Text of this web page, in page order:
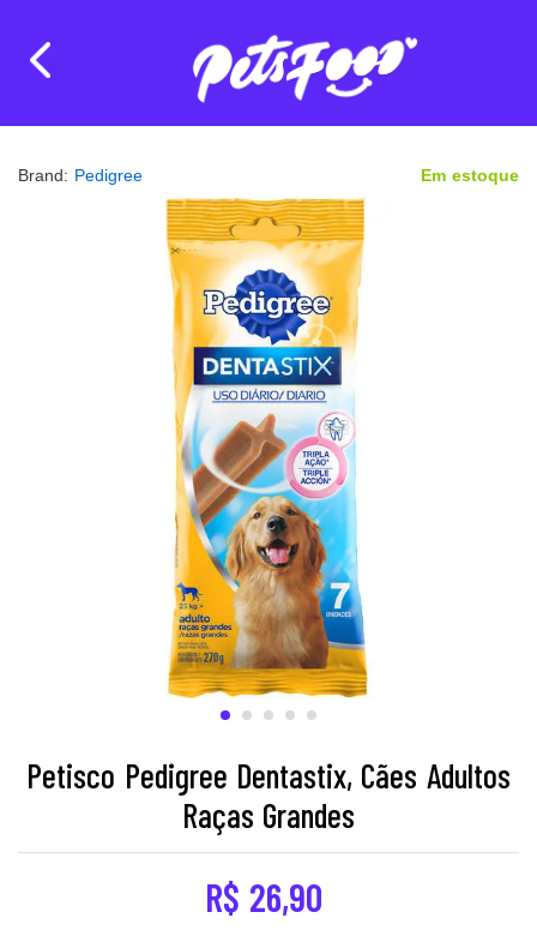
Brand: Pedigree Em estoque
Petisco Pedigree Dentastix, Cães Adultos
Raças Grandes
R$ 26,90